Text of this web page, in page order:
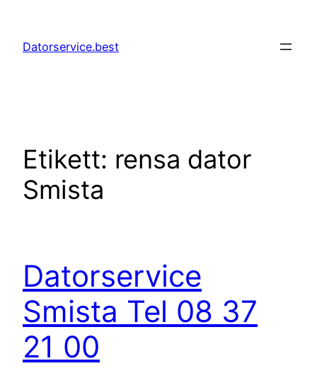
innehåll
Datorservice.best
Etikett: rensa dator
Smista
Datorservice
Smista Tel 08 37
21 00